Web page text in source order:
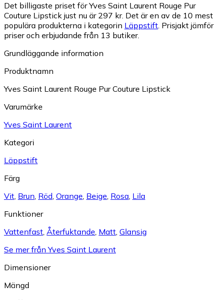
Det billigaste priset för Yves Saint Laurent Rouge Pur
Couture Lipstick just nu är 297 kr. Det är en av de 10 mest
populära produkterna i kategorin Läppstift. Prisjakt jämför
priser och erbjudande från 13 butiker.
Grundläggande information
Produktnamn
Yves Saint Laurent Rouge Pur Couture Lipstick
Varumärke
Yves Saint Laurent
Kategori
Läppstift
Färg
Vit, Brun, Röd, Orange, Beige, Rosa, Lila
Funktioner
Vattenfast, Återfuktande, Matt, Glansig
Se mer från Yves Saint Laurent
Dimensioner
Mängd